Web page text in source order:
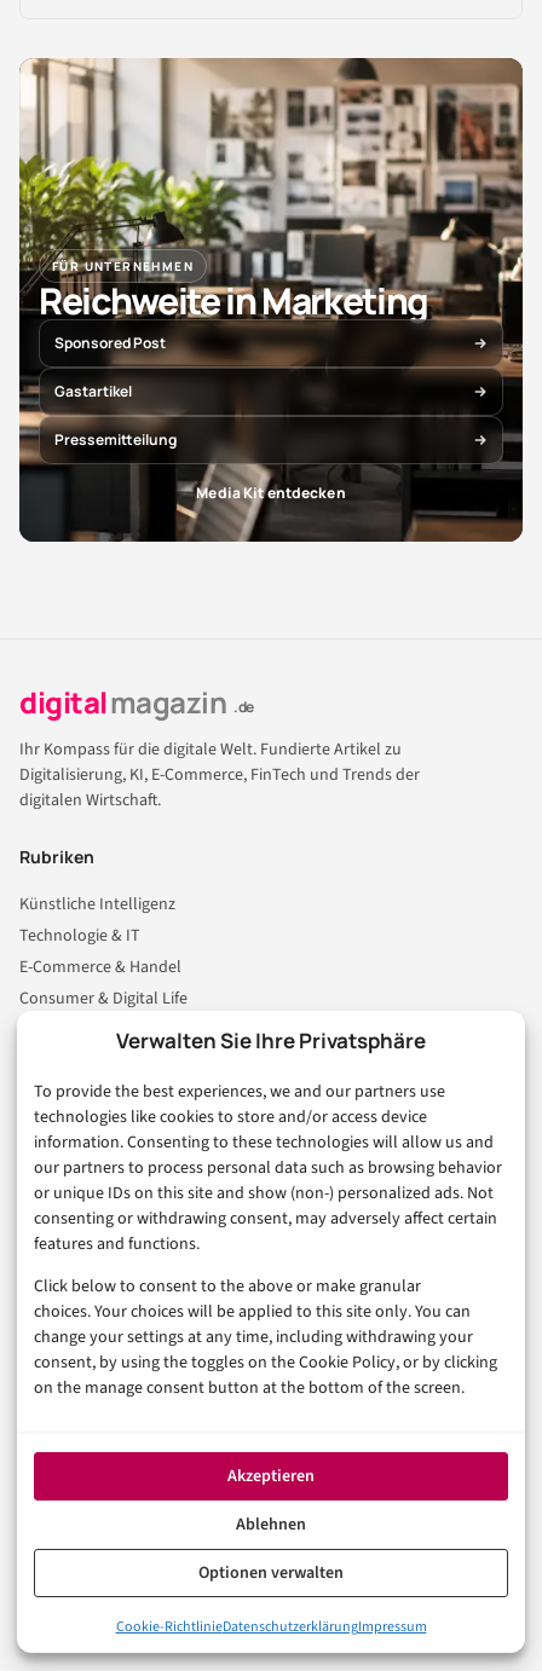
Verwalten Sie Ihre Privatsphäre
To provide the best experiences, we and our partners use
technologies like cookies to store and/or access device
information. Consenting to these technologies will allow us and
our partners to process personal data such as browsing behavior
or unique IDs on this site and show (non-) personalized ads. Not
consenting or withdrawing consent, may adversely affect certain
features and functions.
Click below to consent to the above or make granular
choices. Your choices will be applied to this site only. You can
change your settings at any time, including withdrawing your
consent, by using the toggles on the Cookie Policy, or by clicking
on the manage consent button at the bottom of the screen.
Akzeptieren
Ablehnen
Optionen verwalten
Cookie-RichtlinieDatenschutzerklärungImpressum
FÜR UNTERNEHMEN
Reichweite in Marketing
Sponsored Post
Gastartikel
Pressemitteilung
Media Kit entdecken
digitalmagazin .de
Ihr Kompass für die digitale Welt. Fundierte Artikel zu
Digitalisierung, KI, E-Commerce, FinTech und Trends der
digitalen Wirtschaft.
Rubriken
Künstliche Intelligenz
Technologie & IT
E-Commerce & Handel
Consumer & Digital Life
Business & Karriere
Sicherheit & Recht
Digitalisierung
Marketing
Magazin
Unsere Redaktion
Werbeformate & Media Kit
Rechtliches
Datenschutzerklärung (EU)
Cookie-Richtlinie (EU)
Made with AI and care in Eberswalde.